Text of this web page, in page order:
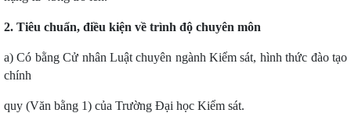
2. Tiêu chuẩn, điều kiện về trình độ chuyên môn
a) Có bằng Cử nhân Luật chuyên ngành Kiểm sát, hình thức đào tạo
chính
quy (Văn bằng 1) của Trường Đại học Kiểm sát.